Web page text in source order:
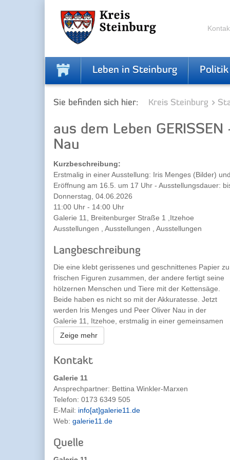
Leben in Steinburg Politik
Sie befinden sich hier: Kreis Steinburg
aus dem Leben
Nau
Kurzbeschreibung:
Erstmalig in einer Ausstellung: Iris Menges (Bilder)
Eröffnung am 16.5. um 17 Uhr - Ausstellungsdauer:
Donnerstag, 04.06.2026
11:00 Uhr - 14:00 Uhr
Galerie 11, Breitenburger Straße 1 ,Itzehoe
Ausstellungen , Ausstellungen , Ausstellungen
Langbeschreibung
Die eine klebt gerissenes und geschnittenes Papier zu
frischen Figuren zusammen, der andere fertigt seine
hölzernen Menschen und Tiere mit der Kettensäge.
Beide haben es nicht so mit der Akkuratesse. Jetzt
werden Iris Menges und Peer Oliver Nau in der
Galerie 11, Itzehoe, erstmalig in einer gemeinsamen
Ausstellung nebeneinander gezeigt. Iris Menges, geb.
1970, studierte in Kiel Kunst und Didaktik und arbeitet
am Kanal in Rendsburg. Mit einer unaufhaltsamen
Abenteuerlust verfolgt sie neue Gestaltungswege, um
ihre Menschen und ihre Menschlichkeit darzustellen.
Ob nun Drahtzeichnung, Collage auf Papier oder
Leinwand ergänzt sie die Flächen durch Kreidestrichel
und nimmt dabei alltägliche Situationen in den Fokus.
Holzgestaltung in Zwickau sowie Kunst im öffentlichen
Raum und Raumstrategien in Weimar. Er lebt in Berlin
Zeige mehr
Kontakt
Galerie 11
Ansprechpartner: Bettina Winkler-Marxen
Telefon: 0173 6349 505
E-Mail: info[at]galerie11.de
Web: galerie11.de
Quelle